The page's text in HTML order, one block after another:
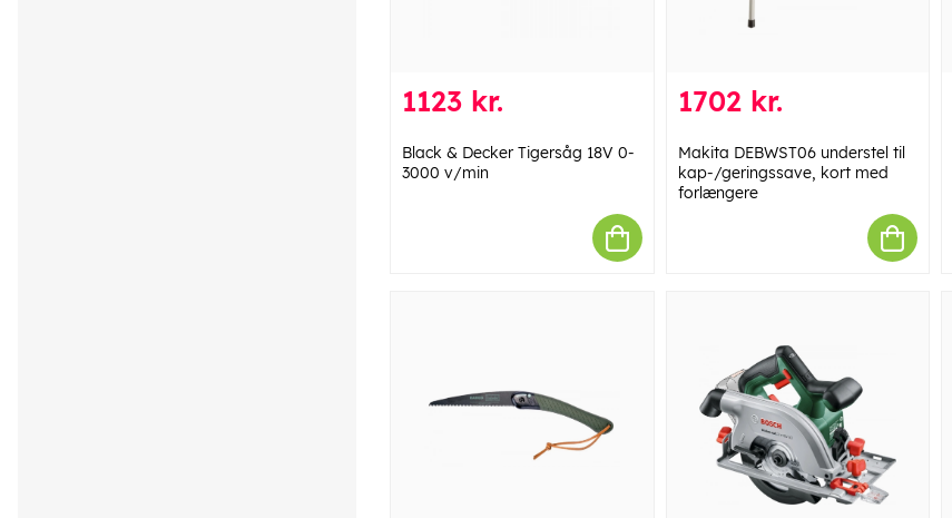
1123 kr.
Black & Decker Tigersåg 18V 0-
3000 v/min
1702 kr.
Makita DEBWST06 understel til
kap-/geringssave, kort med
forlængere